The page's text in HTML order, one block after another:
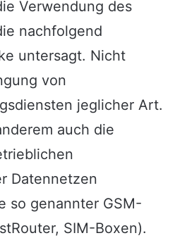
Verwendung des
nachfolgend
untersagt. Nicht
von
jeglicher Art.
auch die
Datennetzen
so genannter GSM-
SIM-Boxen).